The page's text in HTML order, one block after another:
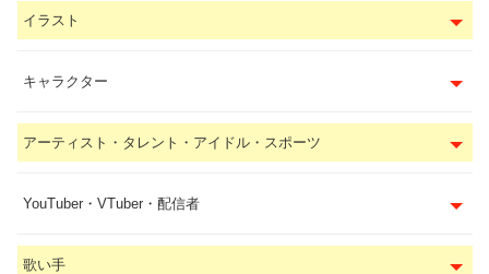
イラスト
キャラクター
アーティスト・タレント・アイドル・スポーツ
YouTuber・VTuber・配信者
歌い手